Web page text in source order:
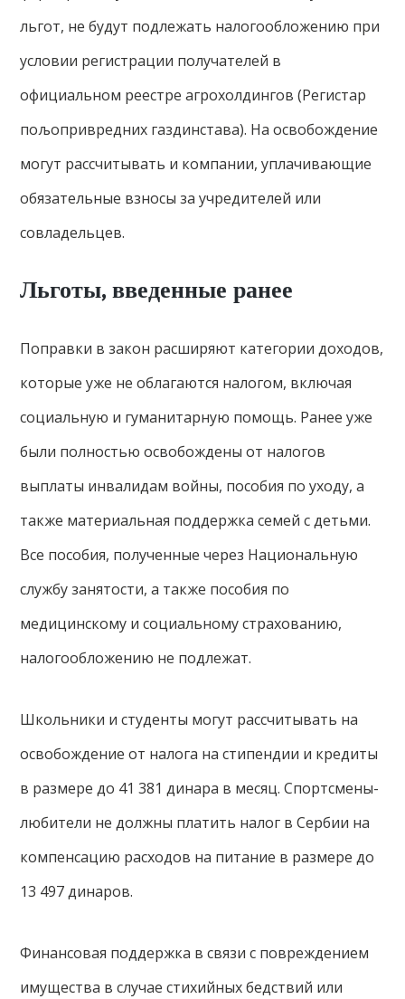
льгот, не будут подлежать налогообложению при
условии регистрации получателей в
официальном реестре агрохолдингов (Регистар
пољопривредних газдинстава). На освобождение
могут рассчитывать и компании, уплачивающие
обязательные взносы за учредителей или
совладельцев.
Льготы, введенные ранее
Поправки в закон расширяют категории доходов,
которые уже не облагаются налогом, включая
социальную и гуманитарную помощь. Ранее уже
были полностью освобождены от налогов
выплаты инвалидам войны, пособия по уходу, а
также материальная поддержка семей с детьми.
Все пособия, полученные через Национальную
службу занятости, а также пособия по
медицинскому и социальному страхованию,
налогообложению не подлежат.
Школьники и студенты могут рассчитывать на
освобождение от налога на стипендии и кредиты
в размере до 41 381 динара в месяц. Спортсмены-
любители не должны платить налог в Сербии на
компенсацию расходов на питание в размере до
13 497 динаров.
Финансовая поддержка в связи с повреждением
имущества в случае стихийных бедствий или